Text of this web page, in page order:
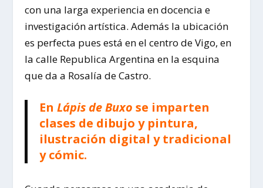
con una larga experiencia en docencia e
investigación artística. Además la ubicación
es perfecta pues está en el centro de Vigo, en
la calle Republica Argentina en la esquina
que da a Rosalía de Castro.
EnLápis de Buxo se imparten
clases de dibujo y pintura,
ilustración digital y tradicional
y cómic.